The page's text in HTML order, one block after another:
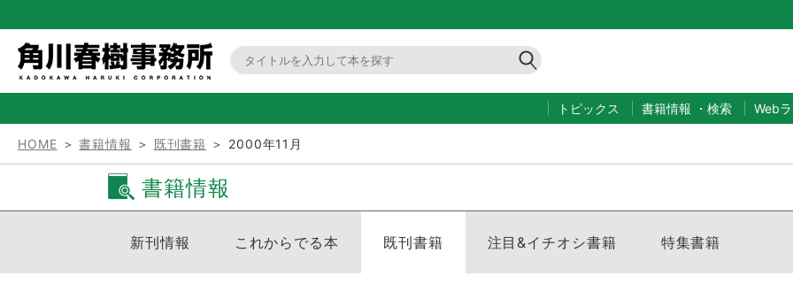
トピックス 書籍情報 ・ 検索 Web
HOME ＞書籍情報 ＞ 既刊書籍 ＞ 2000年11月
書籍情報
新刊情報 これからでる本 既刊書籍 注目&イチオシ書籍 特集書籍